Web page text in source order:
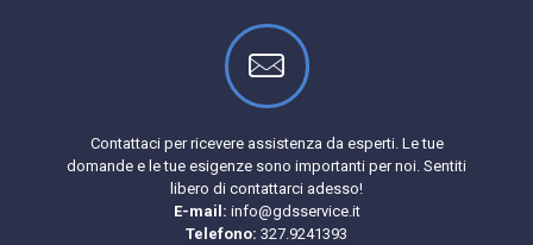
Contattaci per ricevere assistenza da esperti. Le tue
domande e le tue esigenze sono importanti per noi. Sentiti
libero di contattarci adesso!
E-mail: info@gdsservice.it
Telefono: 327.9241393